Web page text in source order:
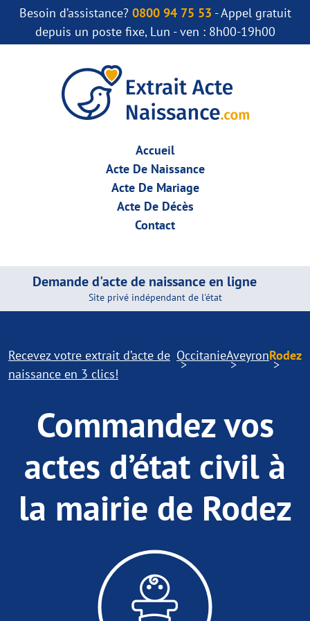
Besoin d’assistance? 0800 94 75 53 - Appel gratuit
depuis un poste fixe, Lun - ven : 8h00-19h00
Accueil
Acte De Naissance
Acte De Mariage
Acte De Décès
Contact
Demande d'acte de naissance en ligne
Site privé indépendant de l'état
Recevez votre extrait d’acte de
naissance en 3 clics!
OccitanieAveyronRodez
Commandez vos
actes d’état civil à
la mairie de Rodez